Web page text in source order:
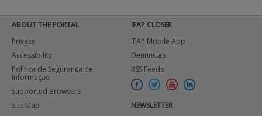
ABOUT THE PORTAL
Privacy
Accessibility
Política de Segurança de
Informação
Supported Browsers
Site Map
IFAP CLOSER
IFAP Mobile App
Denúncias
RSS Feeds
NEWSLETTER